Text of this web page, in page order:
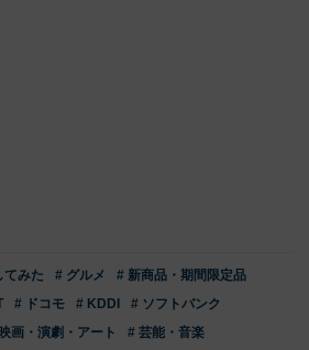
てみた # グルメ
# 新商品・期間限定品
# ドコモ # KDDI
# ソフトバンク
画・演劇・アート # 芸能・音楽